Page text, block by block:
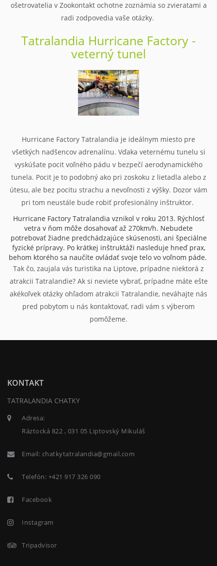
ošetrovatelia v Zookontakt ochotne zoznámia so zvieratami a
radi zodpovedia vaše otázky.
Tatralandia Hurricane Factory -
veterný tunel
Hurricane Factory Tatralandia je ideálnym miesto pre
všetkých nadšencov adrenalínu. Vďaka veternému tunelu si
vyskúšate pocit voľného pádu v bezpečí aerodynamického
tunela. Pocit je to podobný ako pri zoskoku z lietadla alebo z
útesu, ale bez pocitu strachu a nevoľnosti z výšky. Dozor vám
pri tom neustále bude robiť profesionálny inštruktor.
Hurricane Factory Tatralandia vznikol v roku 2013. Rýchlosť
vetra v ňom môže dosahovať až 270km/h. Nebudete
potrebovať žiadne predchádzajúce skúsenosti, ani špeciálne
fyzické prípravy. Po krátkej inštruktáži nasleduje hneď prax,
behom ktorého sa naučíte ovládať svoje telo vo voľnom páde.
Tak čo, zaujala vás turistika na Liptove, prípadne niektorá z
atrakcii Tatralandie? Ak si neviete vybrať, prípadne máte ešte
akékoľvek otázky ohľadom atrakcii Tatralandie, neváhajte nás
pred pobytom u nás kontaktovať, radi vám s výberom
pomôžeme.
KONTAKT
TATRALANDIA CHATKY
Adresa:
Ráztocká 822 , 031 05 Liptovský Mikuláš
Email: chatkytatralandia@gmail.com
Telefón: +421 917 326 090
Facebook
Instagram
Tripadvisor